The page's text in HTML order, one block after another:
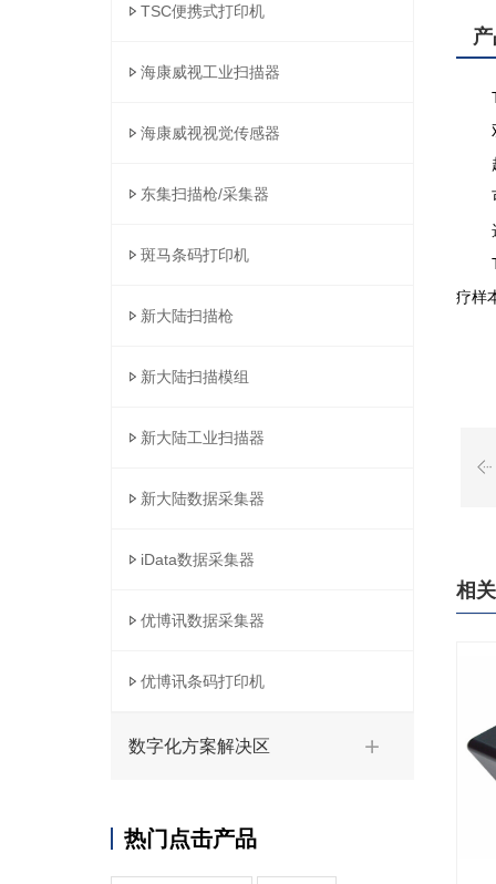
TSC便携式打印机
海康威视工业扫描器
海康威视视觉传感器
东集扫描枪/采集器
斑马条码打印机
新大陆扫描枪
新大陆扫描模组
新大陆工业扫描器
新大陆数据采集器
iData数据采集器
优博讯数据采集器
优博讯条码打印机
数字化方案解决区
热门点击产品
疗样
相